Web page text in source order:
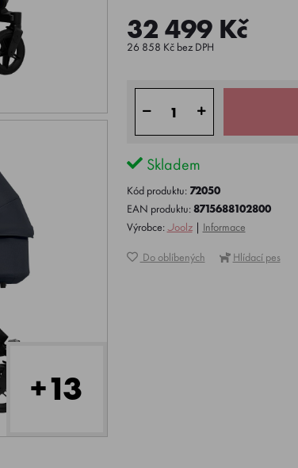
+13
32 499 Kč
26 858 Kč bez DPH
Skladem
Kód produktu: 72050
EAN produktu:8715688102800
Výrobce:Joolz| Informace
Do oblíbených Hlídací pes